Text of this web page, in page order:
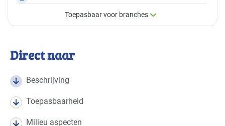
Toepasbaar voor branches
Toepasbaar voor branches
branches
Bouw - bouw/infra
Direct naar
Beschrijving
Toepasbaarheid
Milieu aspecten